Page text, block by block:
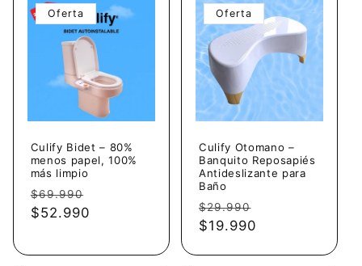
Oferta
Culify Bidet – 80%
menos papel, 100%
más limpio
Precio
habitual
$69.990
$52.990
Oferta
Culify Otomano –
Banquito Reposapiés
Antideslizante para
Baño
Precio
habitual
$29.990
$19.990